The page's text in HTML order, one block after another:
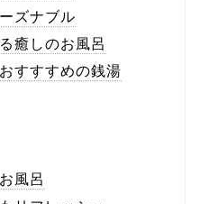
ズナブル
癒しのお風呂
すすすめの銭湯
風呂